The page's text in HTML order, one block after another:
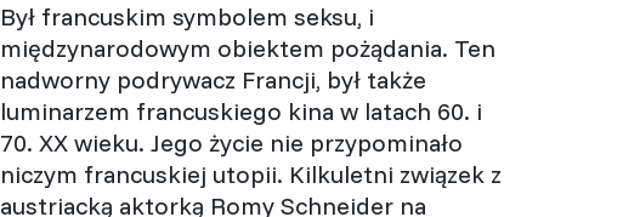
Był francuskim symbolem seksu, i
międzynarodowym obiektem pożądania. Ten
nadworny podrywacz Francji, był także
luminarzem francuskiego kina w latach 60. i
70. XX wieku. Jego życie nie przypominało
niczym francuskiej utopii. Kilkuletni związek z
austriacką aktorką Romy Schneider na